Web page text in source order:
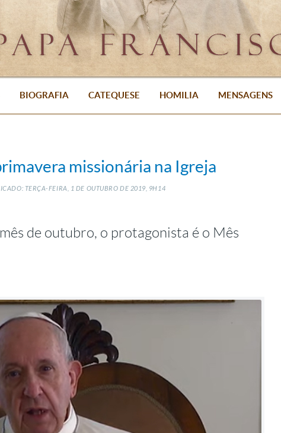
BIOGRAFIA CATEQUESE HOMILIA MENSAGENS
missionária na Igreja
TERÇA-FEIRA, 1 DE OUTUBRO DE 2019, 9H14
de outubro, o protagonista é o Mês